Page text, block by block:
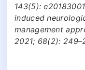
143(5):
induced
management
2021; 68(2):